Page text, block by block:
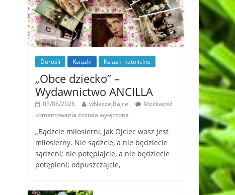
Dorośli Książki Książki katolickie
„Obce dziecko” –
Wydawnictwo ANCILLA
05/08/2026 wNaszejBajce
Możliwość
komentowania została wyłączona
„Bądźcie miłosierni, jak Ojciec wasz jest
miłosierny. Nie sądźcie, a nie będziecie
sądzeni; nie potępiajcie, a nie będziecie
potępieni; odpuszczajcie,